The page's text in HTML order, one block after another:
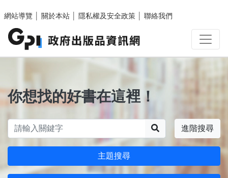
網站導覽
關於本站 隱私權及安全政策 聯絡我們
你想找的好書在這裡！
進階搜尋
主題搜尋